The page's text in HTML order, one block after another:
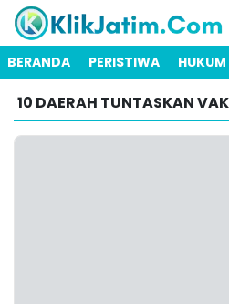
BERANDA PERISTIWA
10 DAERAH TUNTASKAN